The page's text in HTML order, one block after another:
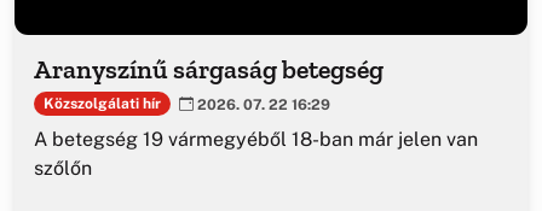
Aranyszínű sárgaság betegség
Közszolgálati hír 2026. 07. 22 16:29
A betegség 19 vármegyéből 18-ban már jelen van
szőlőn